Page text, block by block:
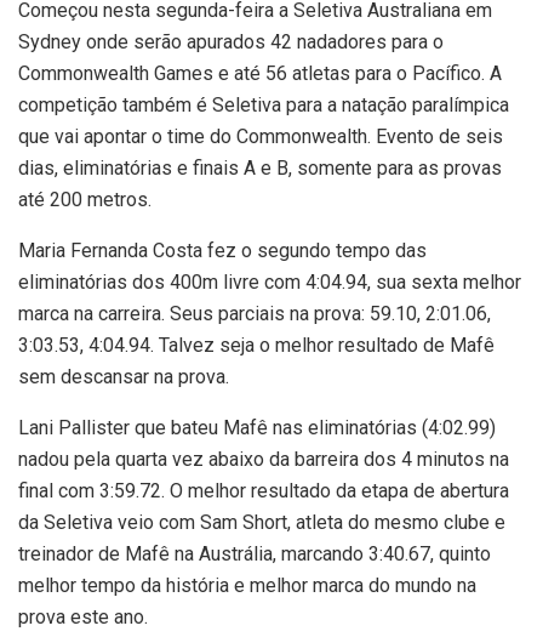
Começou nesta segunda-feira a Seletiva Australiana em
Sydney onde serão apurados 42 nadadores para o
Commonwealth Games e até 56 atletas para o Pacífico. A
competição também é Seletiva para a natação paralímpica
que vai apontar o time do Commonwealth. Evento de seis
dias, eliminatórias e finais A e B, somente para as provas
até 200 metros.
Maria Fernanda Costa fez o segundo tempo das
eliminatórias dos 400m livre com 4:04.94, sua sexta melhor
marca na carreira. Seus parciais na prova: 59.10, 2:01.06,
3:03.53, 4:04.94. Talvez seja o melhor resultado de Mafê
sem descansar na prova.
Lani Pallister que bateu Mafê nas eliminatórias (4:02.99)
nadou pela quarta vez abaixo da barreira dos 4 minutos na
final com 3:59.72. O melhor resultado da etapa de abertura
da Seletiva veio com Sam Short, atleta do mesmo clube e
treinador de Mafê na Austrália, marcando 3:40.67, quinto
melhor tempo da história e melhor marca do mundo na
prova este ano.